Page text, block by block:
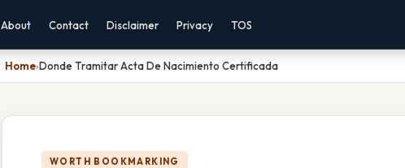
About Contact Disclaimer Privacy TOS
Home›Donde Tramitar Acta De Nacimiento Certificada
WORTH BOOKMARKING